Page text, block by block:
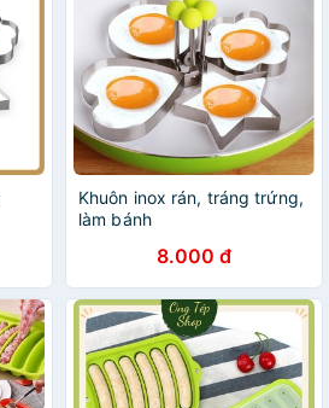
Khuôn inox rán, tráng trứng,
làm bánh
8.000 đ